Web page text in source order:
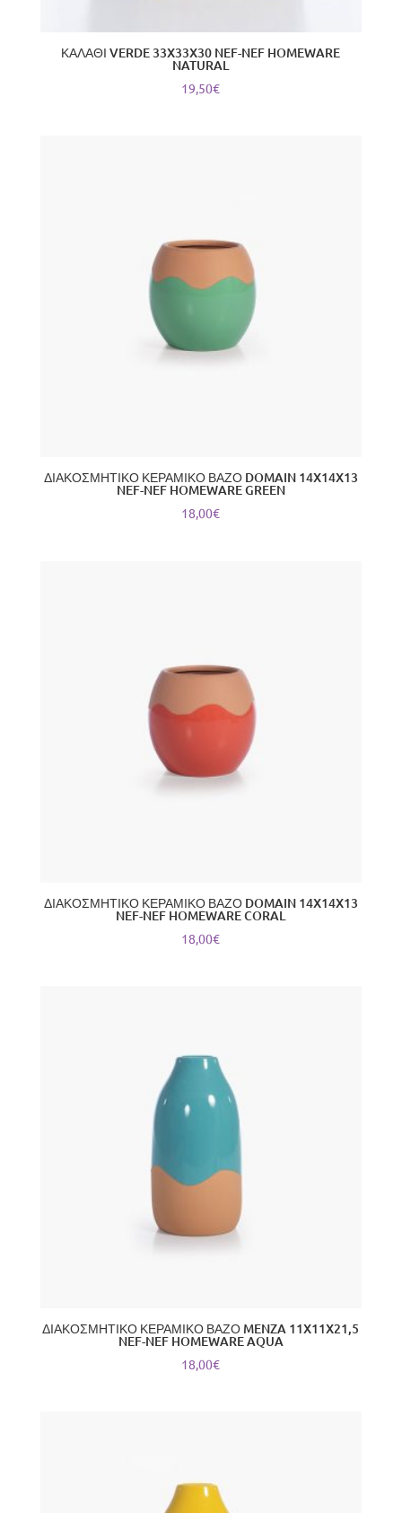
ΚΑΛΑΘΙ VERDE 33X33X30 NEF-NEF HOMEWARE
NATURAL
19,50€
ΔΙΑΚΟΣΜΗΤΙΚΟ ΚΕΡΑΜΙΚΟ ΒΑΖΟ DOMAIN 14X14X13
NEF-NEF HOMEWARE GREEN
18,00€
ΔΙΑΚΟΣΜΗΤΙΚΟ ΚΕΡΑΜΙΚΟ ΒΑΖΟ DOMAIN 14X14X13
NEF-NEF HOMEWARE CORAL
18,00€
ΔΙΑΚΟΣΜΗΤΙΚΟ ΚΕΡΑΜΙΚΟ ΒΑΖΟ MENZA 11X11X21,5
NEF-NEF HOMEWARE AQUA
18,00€